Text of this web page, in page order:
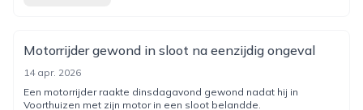
Motorrijder gewond in sloot na eenzijdig ongeval
14 apr. 2026
Een motorrijder raakte dinsdagavond gewond nadat hij in
Voorthuizen met zijn motor in een sloot belandde.